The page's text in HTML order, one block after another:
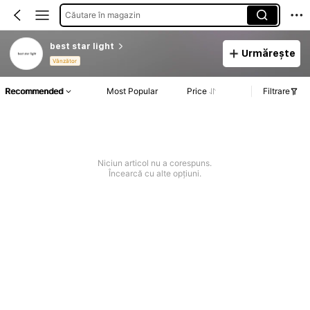
Căutare în magazin
best star light
Vânzător
Urmărește
Recommended Most Popular Price Filtrare
Niciun articol nu a corespuns.
Încearcă cu alte opțiuni.